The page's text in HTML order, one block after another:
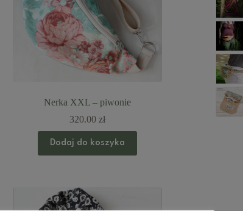
Nerka XXL – piwonie
320.00 zł
Dodaj do koszyka